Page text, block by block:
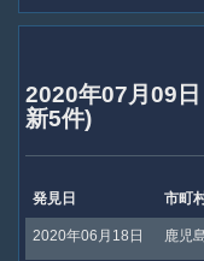
2020年07月09
新5件)
発見日 市町
2020年06月18日 鹿児